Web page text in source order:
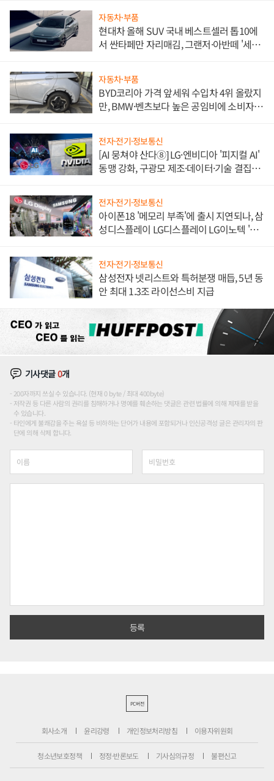
자동차·부품
현대차 올해 SUV 국내 베스트셀러 톱10에
서 싼타페만 자리매김, 그랜저·아반떼 '세단
자동차·부품
BYD코리아 가격 앞세워 수입차 4위 올랐지
만, BMW·벤츠보다 높은 공임비에 소비자
전자·전기·정보통신
[AI 뭉쳐야 산다⑧] LG·엔비디아 '피지컬 AI'
동맹 강화, 구광모 제조·데이터·기술 결집
전자·전기·정보통신
아이폰18 '메모리 부족'에 출시 지연되나, 삼
성디스플레이 LG디스플레이 LG이노텍 '탈
전자·전기·정보통신
삼성전자 넷리스트와 특허분쟁 매듭, 5년 동
안 최대 1.3조 라이선스비 지급
기사댓글0개
200자까지 쓰실 수 있습니다. (현재 0 byte / 최대 400byte)
저작권 등 다른 사람의 권리를 침해하거나 명예를 훼손하는 댓글은 관련 법률에 의해 제재를 받을
수 있습니다.
타인에게 불쾌감을 주는 욕설 등 비하하는 단어가 내용에 포함되거나 인신공격성 글은 관리자의 판
단에 의해 삭제 합니다.
PC버전
회사소개 윤리강령 개인정보처리방침 이용자위원회
청소년보호정책 정정·반론보도 기사심의규정 불편신고